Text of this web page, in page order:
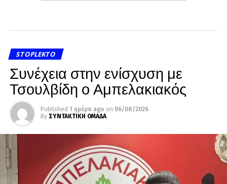
STOPLEKTO
Συνέχεια στην ενίσχυση με
Τσουλβίδη ο Αμπελακιακός
Published 1 ημέρα ago on 06/08/2026
By ΣΥΝΤΑΚΤΙΚΗ ΟΜΑΔΑ